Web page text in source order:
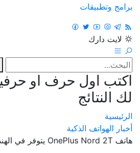
برامج وتطبيقات
لايت دارك
اكتب اول حرف او
لك النتائج
الرئيسية
أخبار الهواتف الذكية
هاتف OnePlus Nord 2T يتوفر في الهند